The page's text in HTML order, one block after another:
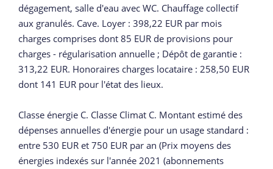
dégagement, salle d'eau avec WC. Chauffage collectif
aux granulés. Cave. Loyer : 398,22 EUR par mois
charges comprises dont 85 EUR de provisions pour
charges - régularisation annuelle ; Dépôt de garantie :
313,22 EUR. Honoraires charges locataire : 258,50 EUR
dont 141 EUR pour l'état des lieux.
Classe énergie C. Classe Climat C. Montant estimé des
dépenses annuelles d'énergie pour un usage standard :
entre 530 EUR et 750 EUR par an (Prix moyens des
énergies indexés sur l'année 2021 (abonnements